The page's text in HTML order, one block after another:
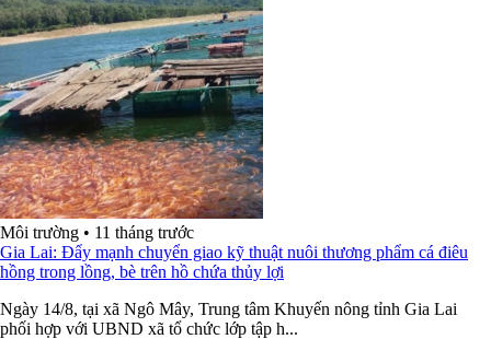
Môi trường • 11 tháng trước
Gia Lai: Đẩy mạnh chuyển giao kỹ thuật nuôi thương phẩm cá điêu
hồng trong lồng, bè trên hồ chứa thủy lợi
Ngày 14/8, tại xã Ngô Mây, Trung tâm Khuyến nông tỉnh Gia Lai
phối hợp với UBND xã tổ chức lớp tập h...